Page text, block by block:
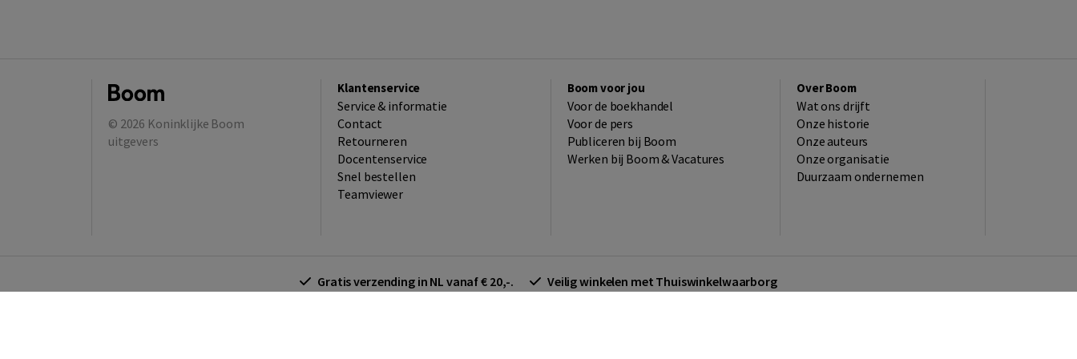
© 2026 Koninklijke Boom
uitgevers
Klantenservice
Service & informatie
Contact
Retourneren
Docentenservice
Snel bestellen
Teamviewer
Boom voor jou
Voor de boekhandel
Voor de pers
Publiceren bij Boom
Werken bij Boom & Vacatures
Over Boom
Wat ons drijft
Onze historie
Onze auteurs
Onze organisatie
Duurzaam ondernemen
Gratis verzending in NL vanaf € 20,-. Veilig winkelen met Thuiswinkelwaarborg